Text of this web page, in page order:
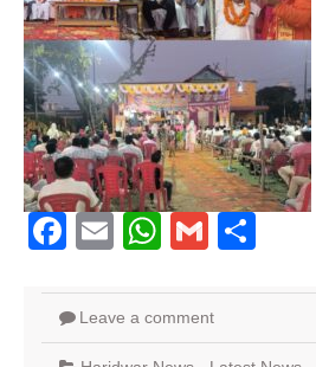
Facebook
EmailWhatsApp
Gmail
Leave a comment